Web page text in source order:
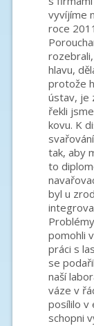
vyvíjíme
roce
hlavu,
protože
ústav, je
řekli
kovu. K
tak, aby
to
byl u
pomohli
práci s
se
naší
váze v
posílilo v
schopni